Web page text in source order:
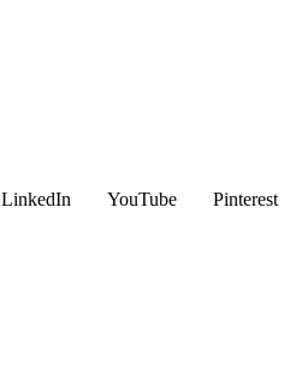
LinkedIn YouTube Pinterest